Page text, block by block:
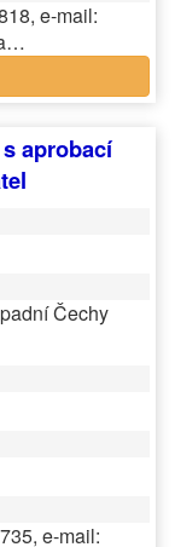
e-mail:
aprobací
Čechy
e-mail: